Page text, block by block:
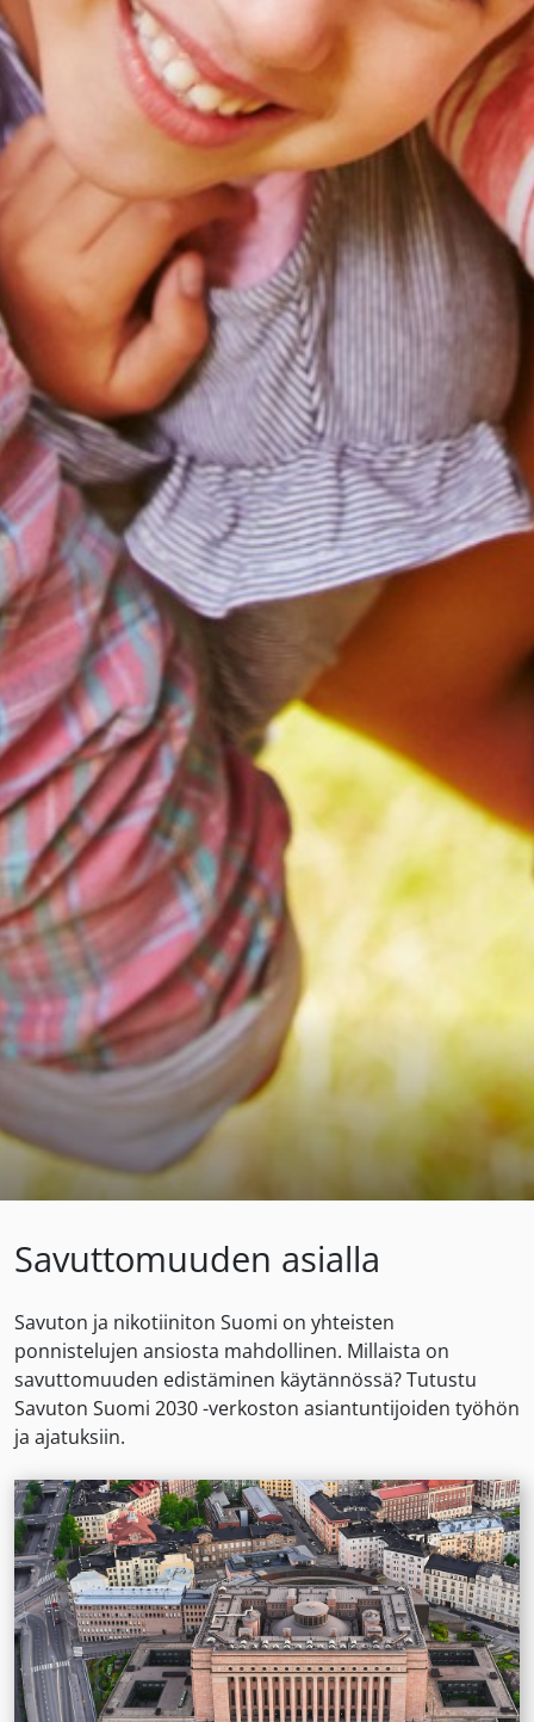
Savuttomuuden asialla
Savuton ja nikotiiniton Suomi on yhteisten
ponnistelujen ansiosta mahdollinen. Millaista on
savuttomuuden edistäminen käytännössä? Tutustu
Savuton Suomi 2030 -verkoston asiantuntijoiden työhön
ja ajatuksiin.